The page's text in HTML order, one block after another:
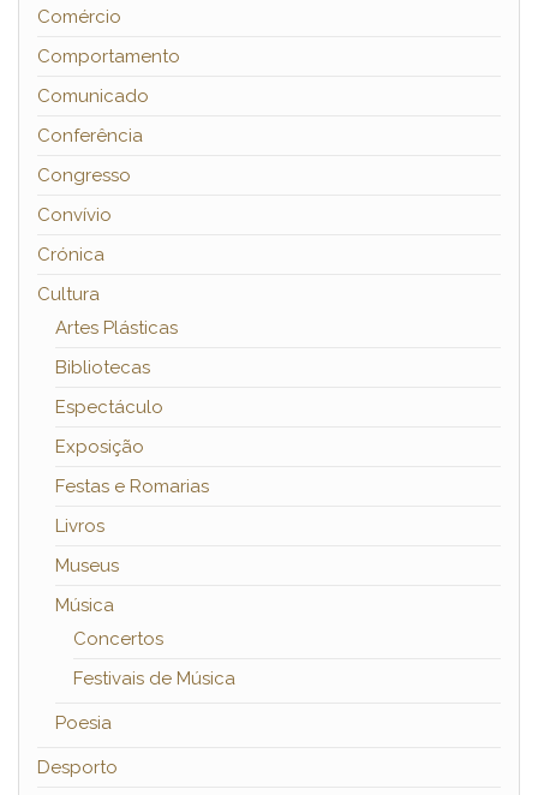
Comércio
Comportamento
Comunicado
Conferência
Congresso
Convívio
Crónica
Cultura
Artes Plásticas
Bibliotecas
Espectáculo
Exposição
Festas e Romarias
Livros
Museus
Música
Concertos
Festivais de Música
Poesia
Desporto